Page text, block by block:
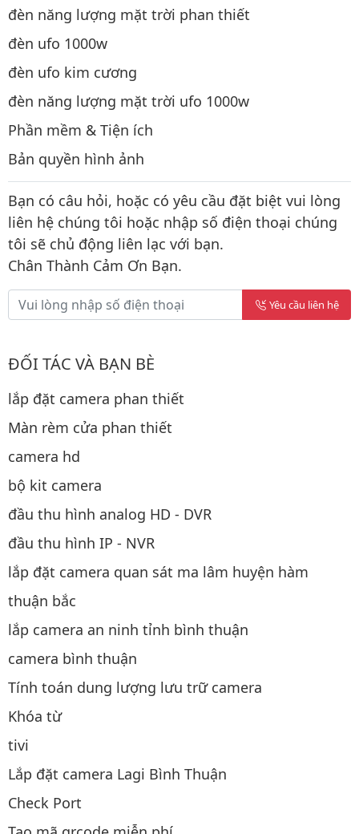
đèn năng lượng mặt trời phan thiết
đèn ufo 1000w
đèn ufo kim cương
đèn năng lượng mặt trời ufo 1000w
Phần mềm & Tiện ích
Bản quyền hình ảnh
Bạn có câu hỏi, hoặc có yêu cầu đặt biệt vui lòng
liên hệ chúng tôi hoặc nhập số điện thoại chúng
tôi sẽ chủ động liên lạc với bạn.
Chân Thành Cảm Ơn Bạn.
Yêu cầu liên hệ
ĐỐI TÁC VÀ BẠN BÈ
lắp đặt camera phan thiết
Màn rèm cửa phan thiết
camera hd
bộ kit camera
đầu thu hình analog HD - DVR
đầu thu hình IP - NVR
lắp đặt camera quan sát ma lâm huyện hàm
thuận bắc
lắp camera an ninh tỉnh bình thuận
camera bình thuận
Tính toán dung lượng lưu trữ camera
Khóa từ
tivi
Lắp đặt camera Lagi Bình Thuận
Check Port